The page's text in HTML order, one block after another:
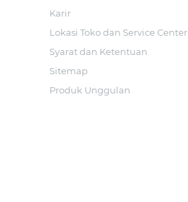
Karir
Lokasi Toko dan Service Center
Syarat dan Ketentuan
Sitemap
Produk Unggulan